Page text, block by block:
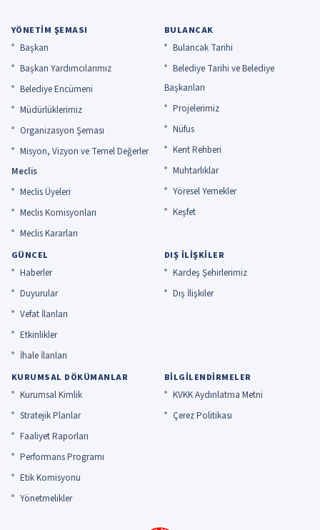
YÖNETIM ŞEMASI
Başkan
Başkan Yardımcılarımız
Belediye Encümeni
Müdürlüklerimiz
Organizasyon Şeması
Misyon, Vizyon ve Temel Değerler
Meclis
Meclis Üyeleri
Meclis Komisyonları
Meclis Kararları
BULANCAK
Bulancak Tarihi
Belediye Tarihi ve Belediye
Başkanları
Projelerimiz
Nüfus
Kent Rehberi
Muhtarlıklar
Yöresel Yemekler
Keşfet
GÜNCEL
Haberler
Duyurular
Vefat İlanları
Etkinlikler
İhale İlanları
DIŞ İLIŞKILER
Kardeş Şehirlerimiz
Dış İlişkiler
KURUMSAL DÖKÜMANLAR
Kurumsal Kimlik
Stratejik Planlar
Faaliyet Raporları
Performans Programı
Etik Komisyonu
Yönetmelikler
BILGILENDIRMELER
KVKK Aydınlatma Metni
Çerez Politikası